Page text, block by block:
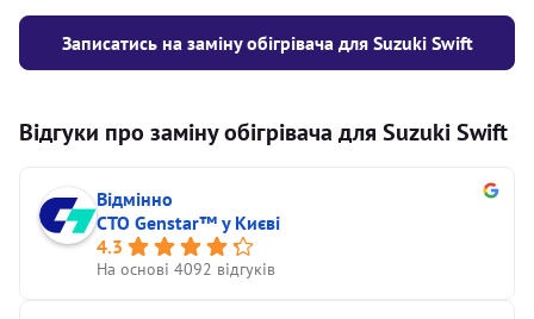
Записатись на заміну обігрівача для Suzuki Swift
Відгуки про заміну обігрівача для Suzuki Swift
Відмінно
СТО Genstar™ у Києві
4.3
На основі 4092 відгуків